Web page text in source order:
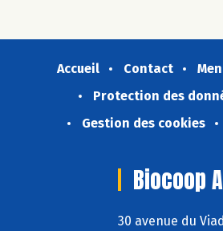
Accueil Contact
Protection des
Gestion des cookies
Biocoop
30 avenue du